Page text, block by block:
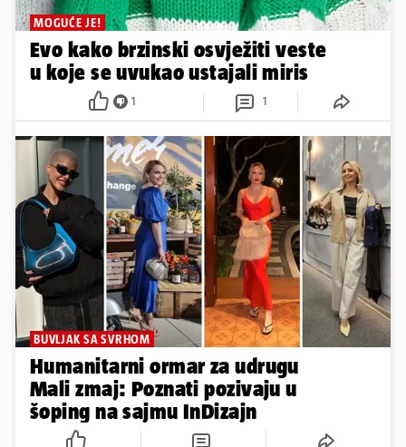
MOGUĆE JE!
Evo kako brzinski osvježiti veste
u koje se uvukao ustajali miris
1 1
BUVLJAK SA SVRHOM
Humanitarni ormar za udrugu
Mali zmaj: Poznati pozivaju u
šoping na sajmu InDizajn